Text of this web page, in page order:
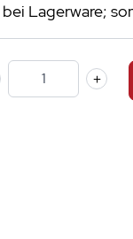
Lagerware;